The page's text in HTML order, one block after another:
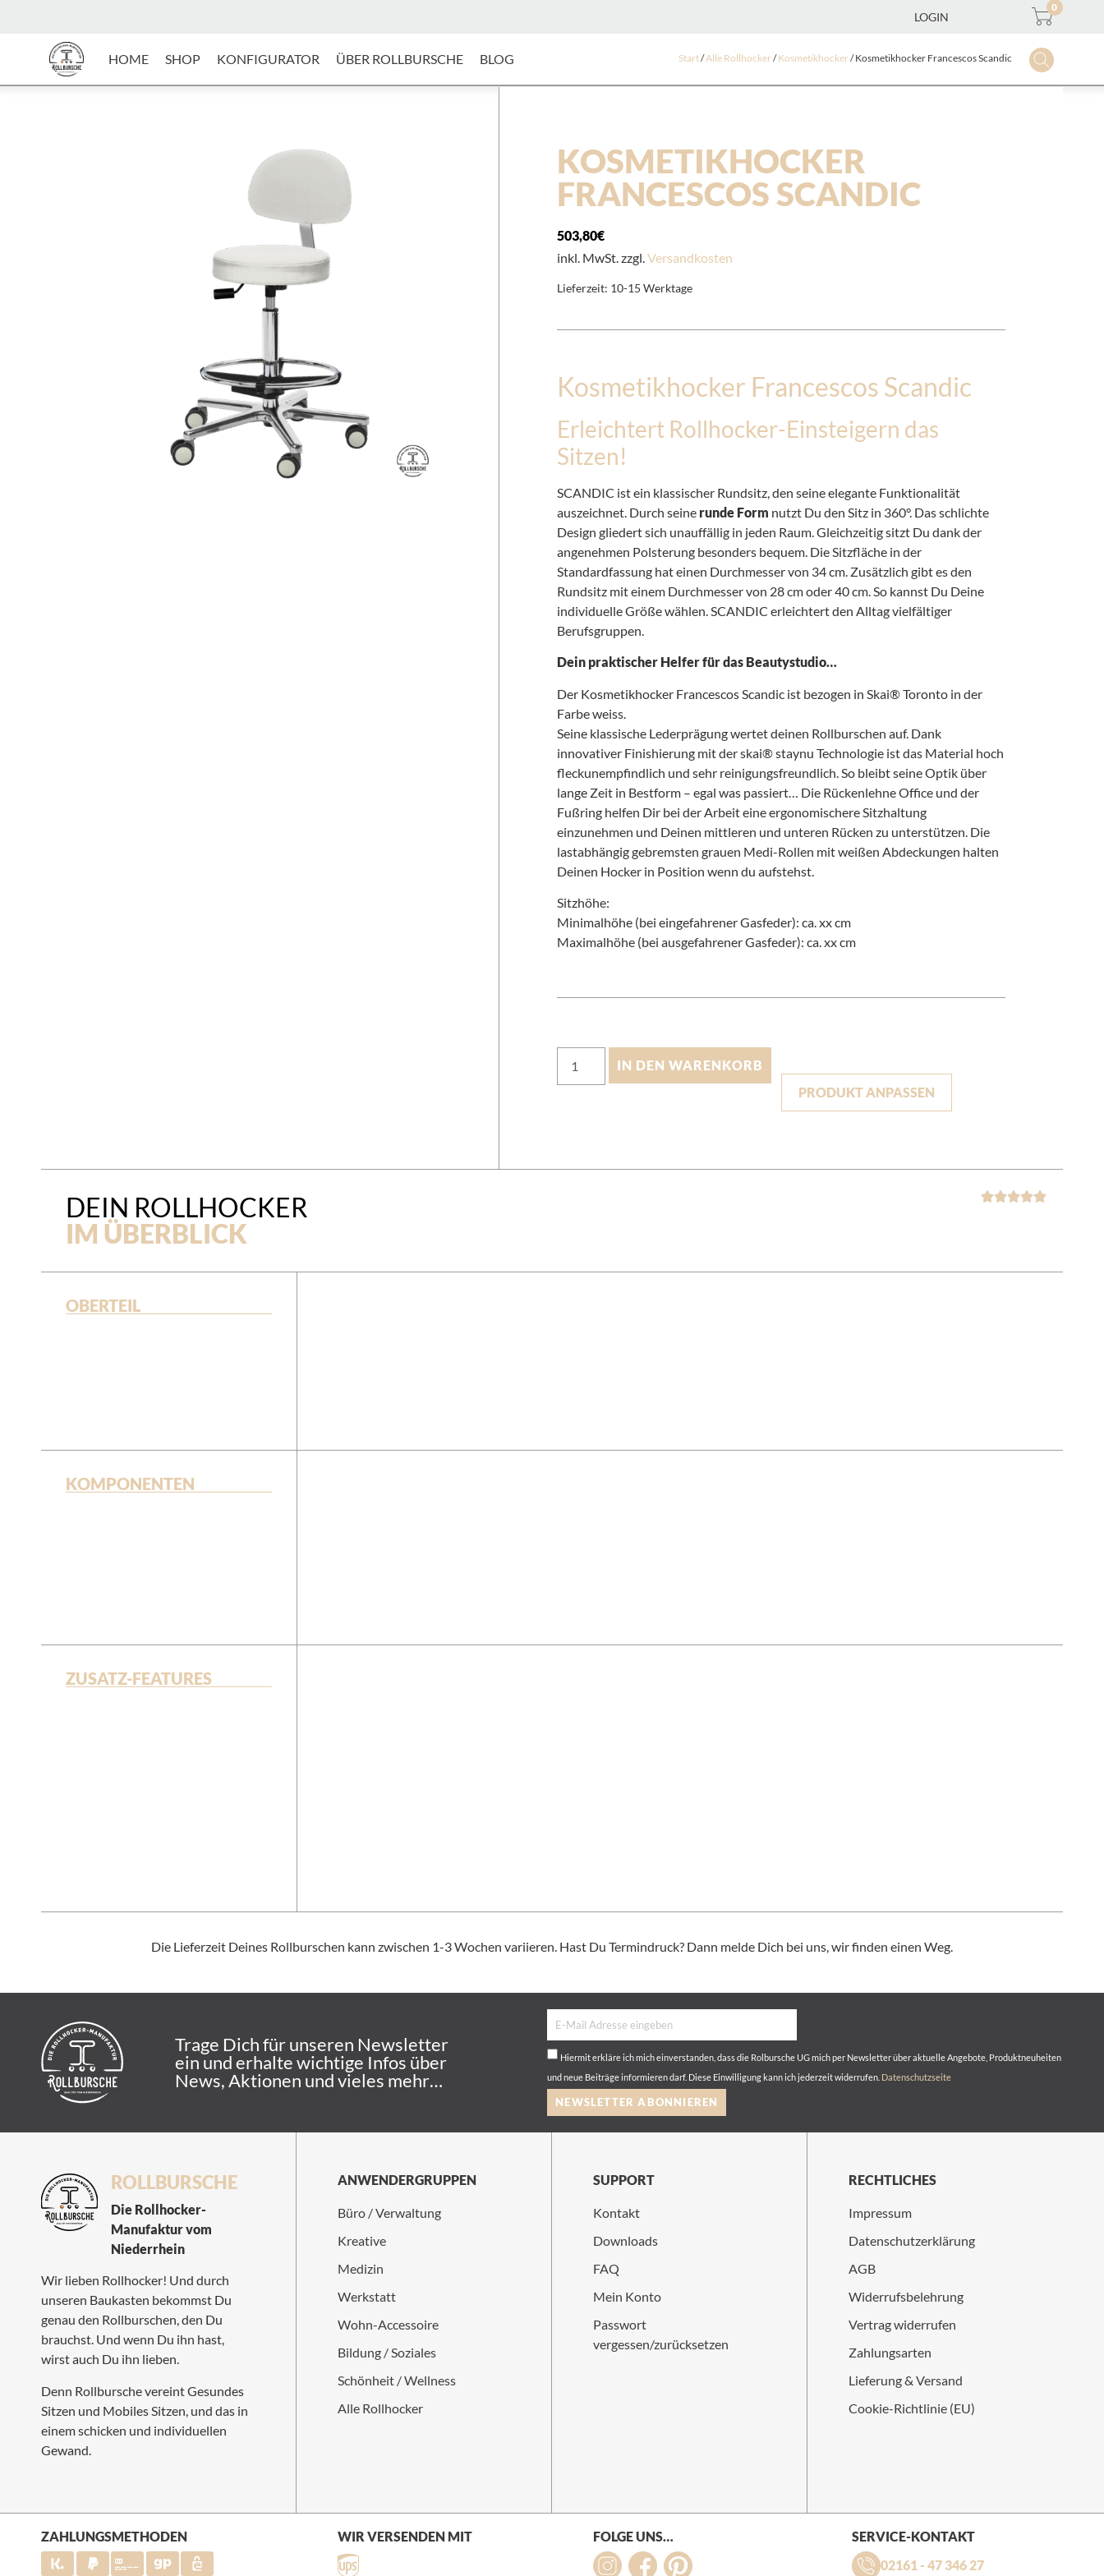
LOGIN
0
HOME SHOP KONFIGURATOR ÜBER ROLLBURSCHE BLOG Start/Alle Rollhocker/Kosmetikhocker/ Kosmetikhocker Francescos Scandic
KOSMETIKHOCKER
FRANCESCOS SCANDIC
503,80€
inkl. MwSt. zzgl.Versandkosten
Lieferzeit: 10-15 Werktage
Kosmetikhocker Francescos Scandic
Erleichtert Rollhocker-Einsteigern das
Sitzen!
SCANDIC ist ein klassischer Rundsitz, den seine elegante Funktionalität
auszeichnet. Durch seine runde Form nutzt Du den Sitz in 360°. Das schlichte
Design gliedert sich unauffällig in jeden Raum. Gleichzeitig sitzt Du dank der
angenehmen Polsterung besonders bequem. Die Sitzfläche in der
Standardfassung hat einen Durchmesser von 34 cm. Zusätzlich gibt es den
Rundsitz mit einem Durchmesser von 28 cm oder 40 cm. So kannst Du Deine
individuelle Größe wählen. SCANDIC erleichtert den Alltag vielfältiger
Berufsgruppen.
Dein praktischer Helfer für das Beautystudio…
Der Kosmetikhocker Francescos Scandic ist bezogen in Skai® Toronto in der
Farbe weiss.
Seine klassische Lederprägung wertet deinen Rollburschen auf. Dank
innovativer Finishierung mit der skai® staynu Technologie ist das Material hoch
fleckunempfindlich und sehr reinigungsfreundlich. So bleibt seine Optik über
lange Zeit in Bestform – egal was passiert… Die Rückenlehne Office und der
Fußring helfen Dir bei der Arbeit eine ergonomischere Sitzhaltung
einzunehmen und Deinen mittleren und unteren Rücken zu unterstützen. Die
lastabhängig gebremsten grauen Medi-Rollen mit weißen Abdeckungen halten
Deinen Hocker in Position wenn du aufstehst.
Sitzhöhe:
Minimalhöhe (bei eingefahrener Gasfeder): ca. xx cm
Maximalhöhe (bei ausgefahrener Gasfeder): ca. xx cm
IN DEN WARENKORB
PRODUKT ANPASSEN
DEIN ROLLHOCKER
IM ÜBERBLICK

OBERTEIL
KOMPONENTEN
ZUSATZ-FEATURES
Die Lieferzeit Deines Rollburschen kann zwischen 1-3 Wochen variieren. Hast Du Termindruck? Dann melde Dich bei uns, wir finden einen Weg.
Trage Dich für unseren Newsletter
ein und erhalte wichtige Infos über
News, Aktionen und vieles mehr…
Hiermit erkläre ich mich einverstanden, dass die Rolbursche UG mich per Newsletter über aktuelle Angebote, Produktneuheiten
und neue Beiträge informieren darf. Diese Einwilligung kann ich jederzeit widerrufen. Datenschutzseite
NEWSLETTER ABONNIEREN
ROLLBURSCHE
Die Rollhocker-
Manufaktur vom
Niederrhein
Wir lieben Rollhocker! Und durch
unseren Baukasten bekommst Du
genau den Rollburschen, den Du
brauchst. Und wenn Du ihn hast,
wirst auch Du ihn lieben.
Denn Rollbursche vereint Gesundes
Sitzen und Mobiles Sitzen, und das in
einem schicken und individuellen
Gewand.
ANWENDERGRUPPEN
Büro / Verwaltung
Kreative
Medizin
Werkstatt
Wohn-Accessoire
Bildung / Soziales
Schönheit / Wellness
Alle Rollhocker
SUPPORT
Kontakt
Downloads
FAQ
Mein Konto
Passwort
vergessen/zurücksetzen
RECHTLICHES
Impressum
Datenschutzerklärung
AGB
Widerrufsbelehrung
Vertrag widerrufen
Zahlungsarten
Lieferung & Versand
Cookie-Richtlinie (EU)
ZAHLUNGSMETHODEN WIR VERSENDEN MIT FOLGE UNS…
SERVICE-KONTAKT
02161 - 47 346 27